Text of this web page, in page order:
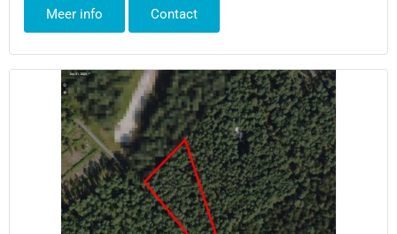
Meer info Contact